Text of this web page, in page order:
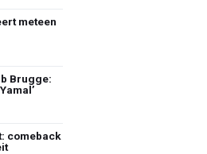
meteen
Brugge:
comeback